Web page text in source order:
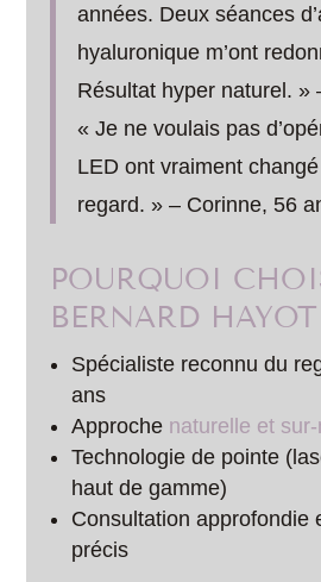
années. Deux séances
hyaluronique m’ont
Résultat hyper naturel. »
« Je ne voulais pas
LED ont vraiment changé
regard. » – Corinne, 56
POURQUOI
BERNARD
Spécialiste reconnu du
ans
Approche naturelle et
Technologie de pointe
haut de gamme)
Consultation approfondie
précis